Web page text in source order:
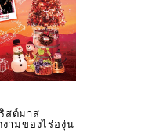
สต์มาส
ามของไร่องุ่น